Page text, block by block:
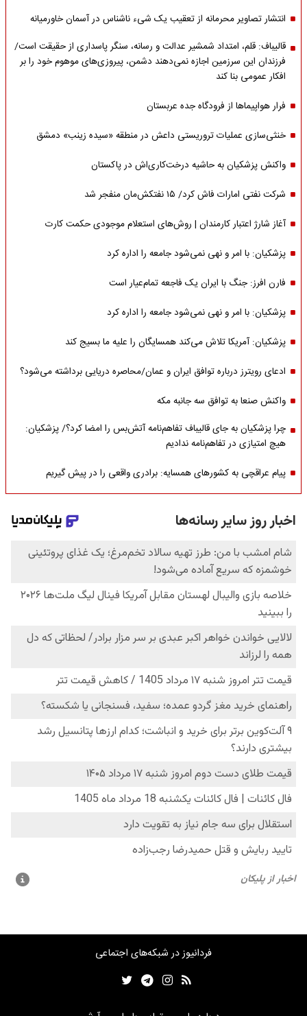
انتشار تصاویر محرمانه از تعقیب یک شیء ناشناس در آسمان خاورمیانه
قالیباف: قلم، امتداد شمشیر عدالت و رسانه، سنگر پاسداری از حقیقت است/
فرزندان این سرزمین اجازه نمی‌دهند دشمن، پیروزی‌های موهوم خود را بر
افکار عمومی بنا کند
فرار هواپیماها از فرودگاه جده عربستان
خنثی‌سازی عملیات تروریستی داعش در منطقه «سیده زینب» دمشق
واکنش پزشکیان به حاشیه درخت‌کاری‌اش در پاکستان
شرکت نفتی امارات فاش کرد/ ۱۵ نفتکش‌مان منفجر شد
آغاز شارژ اعتبار کارمندان | روش‌های استعلام موجودی حکمت کارت
پزشکیان: با امر و نهی نمی‌شود جامعه را اداره کرد
فارن افرز: جنگ با ایران یک فاجعه تمام‌عیار است
پزشکیان: با امر و نهی نمی‌شود جامعه را اداره کرد
پزشکیان: آمریکا تلاش می‌کند همسایگان را علیه ما بسیج کند
ادعای رویترز درباره توافق ایران و عمان/محاصره دریایی برداشته می‌شود؟
واکنش صنعا به توافق سه جانبه مکه
چرا پزشکیان به جای قالیباف تفاهم‌نامه آتش‌بس را امضا کرد؟/ پزشکیان:
هیچ امتیازی در تفاهم‌نامه ندادیم
پیام عراقچی به کشورهای همسایه: برادری واقعی را در پیش گیریم
فردانیوز در شبکه‌های اجتماعی